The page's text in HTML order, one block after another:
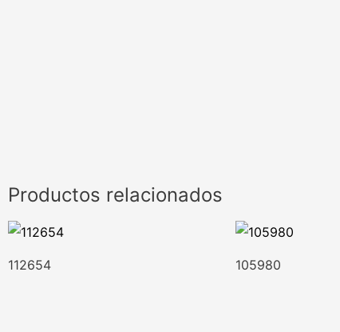
Productos relacionados
112654 105980